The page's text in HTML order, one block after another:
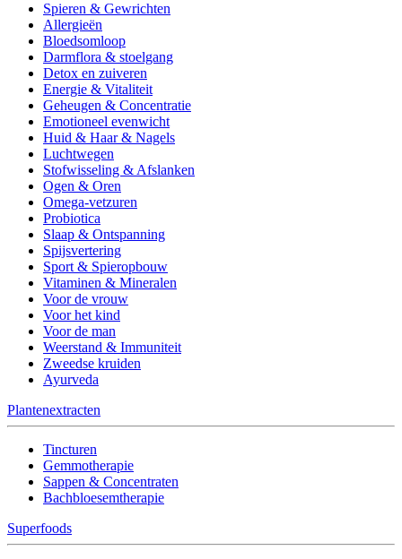
Spieren & Gewrichten
Allergieën
Bloedsomloop
Darmflora & stoelgang
Detox en zuiveren
Energie & Vitaliteit
Geheugen & Concentratie
Emotioneel evenwicht
Huid & Haar & Nagels
Luchtwegen
Stofwisseling & Afslanken
Ogen & Oren
Omega-vetzuren
Probiotica
Slaap & Ontspanning
Spijsvertering
Sport & Spieropbouw
Vitaminen & Mineralen
Voor de vrouw
Voor het kind
Voor de man
Weerstand & Immuniteit
Zweedse kruiden
Ayurveda
Plantenextracten
Tincturen
Gemmotherapie
Sappen & Concentraten
Bachbloesemtherapie
Superfoods